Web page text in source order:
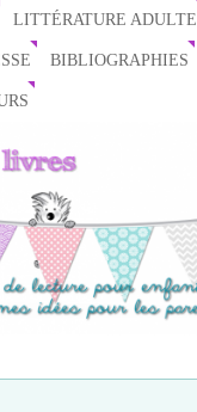
LITTÉRATURE ADULTE
BIBLIOGRAPHIES